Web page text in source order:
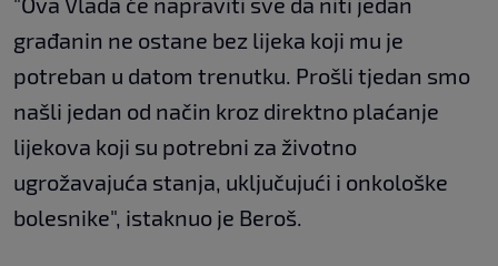
građanin ne ostane bez lijeka koji mu je
potreban u datom trenutku. Prošli tjedan smo
našli jedan od način kroz direktno plaćanje
lijekova koji su potrebni za životno
ugrožavajuća stanja, uključujući i onkološke
bolesnike", istaknuo je Beroš.